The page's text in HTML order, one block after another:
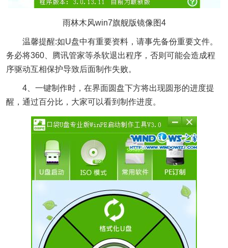
雨林木风win7旗舰版镜像图4
温馨提醒:如U盘中有重要资料，请事先备份重要文件。
务必将360、腾讯管家等杀软退出程序，否则可能会造成程
序驱动互相保护导致后面制作失败。
4、一键制作时，在界面圆盘下方将出现圆形的进度提
醒，通过百分比，大家可以看到制作进度。